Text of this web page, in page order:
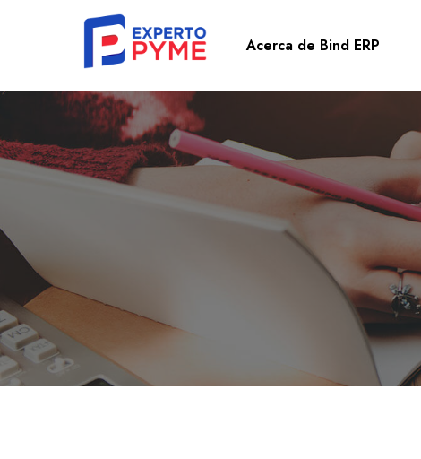
Acerca de Bind ERP